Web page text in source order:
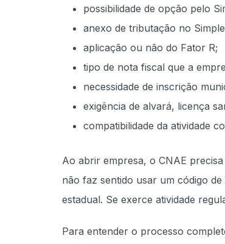
possibilidade de opção pelo
anexo de tributação no
aplicação ou não do Fator R;
tipo de nota fiscal que a
necessidade de inscrição
exigência de alvará, licença
compatibilidade da atividade
Ao abrir empresa, o CNAE
não faz sentido usar um código
estadual. Se exerce atividade
Para entender o processo